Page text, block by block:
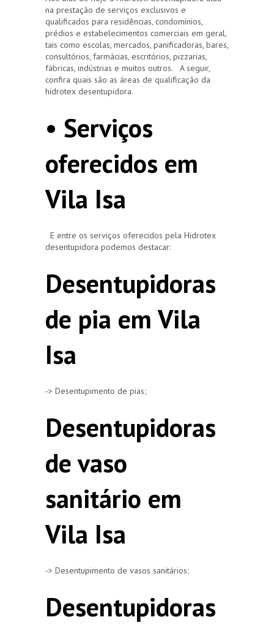
na prestação de serviços exclusivos e
qualificados para residências, condomínios,
prédios e estabelecimentos comerciais em geral,
tais como escolas, mercados, panificadoras, bares,
consultórios, farmácias, escritórios, pizzarias,
fábricas, indústrias e muitos outros. A seguir,
confira quais são as áreas de qualificação da
hidrotex desentupidora.
• Serviços
oferecidos em
Vila Isa
E entre os serviços oferecidos pela Hidrotex
desentupidora podemos destacar:
Desentupidoras
de pia em Vila
Isa
-> Desentupimento de pias;
Desentupidoras
de vaso
sanitário em
Vila Isa
-> Desentupimento de vasos sanitários;
Desentupidoras